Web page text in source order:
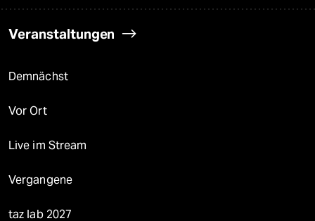
Veranstaltungen
Demnächst
Vor Ort
Live im Stream
Vergangene
taz lab 2027